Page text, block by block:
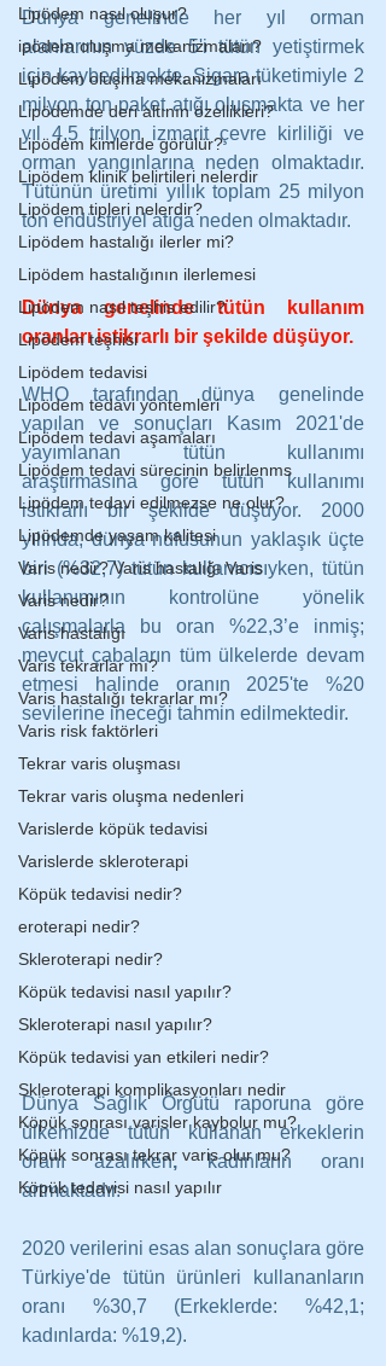
Lipödem nasıl oluşur?
ipödem oluşma mekanizmaları?
Lipödem oluşma mekanizmaları
Lipödemde deri altının özellikleri?
Lipödem kimlerde görülür?
Lipödem klinik belirtileri nelerdir
Lipödem tipleri nelerdir?
Lipödem hastalığı ilerler mi?
Lipödem hastalığının ilerlemesi
Lipödem nasıl teşhis edilir?
Lipödem teşhisi
Lipödem tedavisi
Lipödem tedavi yöntemleri
Lipödem tedavi aşamaları
Lipödem tedavi sürecinin belirlenms
Lipödem tedavi edilmezse ne olur?
Lipödemde yaşam kalitesi
Varis nedir? Varis hastalığı Varis
Varis nedir?
Varis hastalığı
Varis tekrarlar mı?
Varis hastalığı tekrarlar mı?
Varis risk faktörleri
Tekrar varis oluşması
Tekrar varis oluşma nedenleri
Varislerde köpük tedavisi
Varislerde skleroterapi
Köpük tedavisi nedir?
eroterapi nedir?
Skleroterapi nedir?
Köpük tedavisi nasıl yapılır?
Skleroterapi nasıl yapılır?
Köpük tedavisi yan etkileri nedir?
Skleroterapi komplikasyonları nedir
Köpük sonrası varisler kaybolur mu?
Köpük sonrası tekrar varis olur mu?
Köpük tedavisi nasıl yapılır
Dünya genelinde her yıl orman
alanlarının yüzde 5'i tütün yetiştirmek
için kaybedilmekte, Sigara tüketimiyle 2
milyon ton paket atığı oluşmakta ve her
yıl 4,5 trilyon izmarit çevre kirliliği ve
orman yangınlarına neden olmaktadır.
Tütünün üretimi yıllık toplam 25 milyon
ton endüstriyel atığa neden olmaktadır.
Dünya genelinde tütün kullanım
oranları istikrarlı bir şekilde düşüyor.
WHO tarafından dünya genelinde
yapılan ve sonuçları Kasım 2021'de
yayımlanan tütün kullanımı
araştırmasına göre tütün kullanımı
istikrarlı bir şekilde düşüyor. 2000
yılında, dünya nüfusunun yaklaşık üçte
biri (%32,7) tütün kullanıcısıyken, tütün
kullanımının kontrolüne yönelik
çalışmalarla bu oran %22,3’e inmiş;
mevcut çabaların tüm ülkelerde devam
etmesi halinde oranın 2025'te %20
sevilerine ineceği tahmin edilmektedir.
Dünya Sağlık Örgütü raporuna göre
ülkemizde tütün kullanan erkeklerin
oranı azalırken, kadınların oranı
artmaktadır.
2020 verilerini esas alan sonuçlara göre
Türkiye'de tütün ürünleri kullananların
oranı %30,7 (Erkeklerde: %42,1;
kadınlarda: %19,2).